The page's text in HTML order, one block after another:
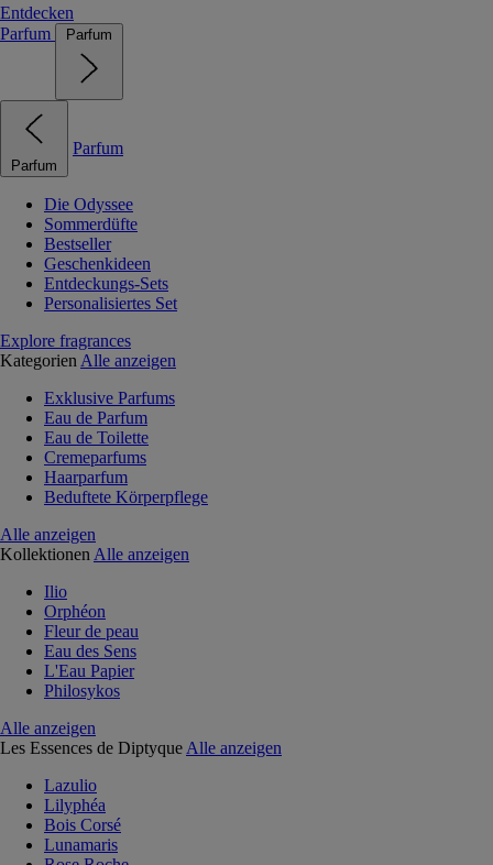
Entdecken
Parfum
Parfum
Parfum
Parfum
Die Odyssee
Sommerdüfte
Bestseller
Geschenkideen
Entdeckungs-Sets
Personalisiertes Set
Explore fragrances
Kategorien Alle anzeigen
Exklusive Parfums
Eau de Parfum
Eau de Toilette
Cremeparfums
Haarparfum
Beduftete Körperpflege
Alle anzeigen
Kollektionen Alle anzeigen
Ilio
Orphéon
Fleur de peau
Eau des Sens
L'Eau Papier
Philosykos
Alle anzeigen
Les Essences de Diptyque Alle anzeigen
Lazulio
Lilyphéa
Bois Corsé
Lunamaris